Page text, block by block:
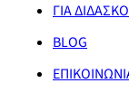
ΓΙΑ
BLOG